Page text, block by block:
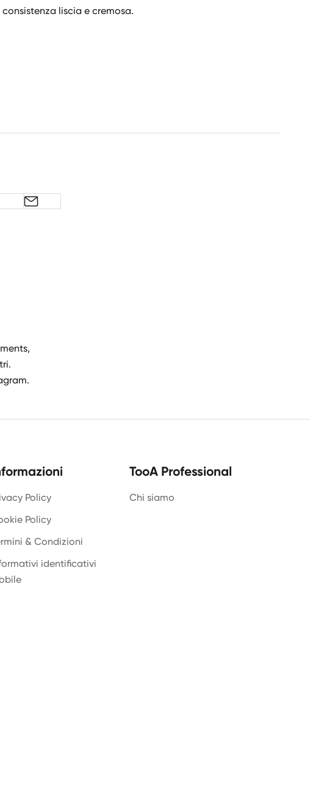
liscia e cremosa.
Policy
Policy
& Condizioni
identificativi
TooA Professional
Chi siamo